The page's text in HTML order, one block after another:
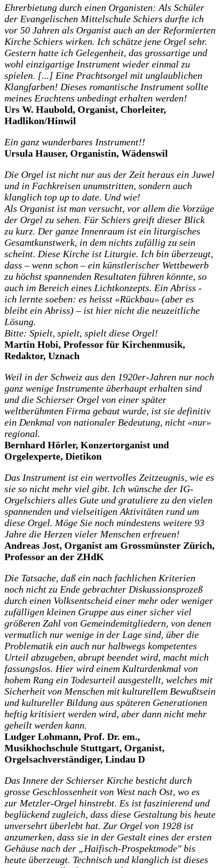
Ehrerbietung durch einen Organisten: Als Schüler
der Evangelischen Mittelschule Schiers durfte ich
vor 50 Jahren als Organist auch an der Reformierten
Kirche Schiers wirken. Ich schätze jene Orgel sehr.
Gestern hatte ich Gelegenheit, das grossartige und
wohl einzigartige Instrument wieder einmal zu
spielen. [...] Eine Prachtsorgel mit unglaublichen
Klangfarben! Dieses romantische Instrument sollte
meines Erachtens unbedingt erhalten werden!
Urs W. Haubold, Organist, Chorleiter,
Hadlikon/Hinwil
Ein ganz wunderbares Instrument!!
Ursula Hauser, Organistin, Wädenswil
Die Orgel ist nicht nur aus der Zeit heraus ein Juwel
und in Fachkreisen unumstritten, sondern auch
klanglich top up to date. Und wie!
Als Organist ist man versucht, vor allem die Vorzüge
der Orgel zu sehen. Für Schiers greift dieser Blick
zu kurz. Der ganze Innenraum ist ein liturgisches
Gesamtkunstwerk, in dem nichts zufällig zu sein
scheint. Diese Kirche ist Liturgie. Ich bin überzeugt,
dass – wenn schon – ein künstlerischer Wettbewerb
zu höchst spannenden Resultaten führen könnte, so
auch im Bereich eines Lichtkonzepts. Ein Abriss -
ich lernte soeben: es heisst «Rückbau» (aber es
bleibt ein Abriss) – ist hier nicht die neuzeitliche
Lösung.
Bitte: Spielt, spielt, spielt diese Orgel!
Martin Hobi, Professor für Kirchenmusik,
Redaktor, Uznach
Weil in der Schweiz aus den 1920er-Jahren nur noch
ganz wenige Instrumente überhaupt erhalten sind
und die Schierser Orgel von einer später
weltberühmten Firma gebaut wurde, ist sie definitiv
ein Denkmal von natio­naler Bedeutung, nicht «nur»
regional. ­
Bernhard Hörler, Konzertorganist und
Orgelexperte, Dietikon
Das Instrument ist ein wertvolles Zeitzeugnis, wie es
sie so nicht mehr viel gibt. Ich wünsche der IG-
Orgelschiers alles Gute und gratuliere zu den vielen
spannenden und vielseitigen Aktivitäten rund um
diese Orgel. Möge Sie noch mindestens weitere 93
Jahre die Herzen vieler Menschen erfreuen!
Andreas Jost, Organist am Grossmünster Zürich,
Professor an der ZHdK
Die Tatsache, daß ein nach fachlichen Kriterien
noch nicht zu Ende gebrachter Diskussionsprozeß
durch einen Volksentscheid einer mehr oder weniger
zufälligen kleinen Gruppe aus einer sicher viel
größeren Zahl von Gemeindemitgliedern, von denen
vermutlich nur wenige in der Lage sind, über die
Problematik ein auch nur halbwegs kompetentes
Urteil abzugeben, abrupt beendet wird, macht mich
fassungslos. Hier wird einem Kulturdenkmal von
hohem Rang ein Todesurteil ausgestellt, welches mit
Sicherheit von Menschen mit kulturellem Bewußtsein
und kultureller Bildung aus späteren Generationen
heftig kritisiert werden wird, aber dann nicht mehr
geheilt werden kann.
Ludger Lohmann, Prof. Dr. em.,
Musikhochschule Stuttgart, Organist,
Orgelsachverständiger, Lindau D
Das Innere der Schierser Kirche besticht durch
grosse Geschlossenheit von West nach Ost, wo es
zur Metzler-Orgel hinstrebt. Es ist faszinierend und
beglückend zugleich, dass diese Gestaltung bis heute
unversehrt überlebt hat. Zur Orgel von 1928 ist
anzumerken, dass sie in der Gestalt eines der ersten
Gehäuse nach der „Haifisch-Prospektmode" bis
heute überzeugt. Technisch und klanglich ist dieses